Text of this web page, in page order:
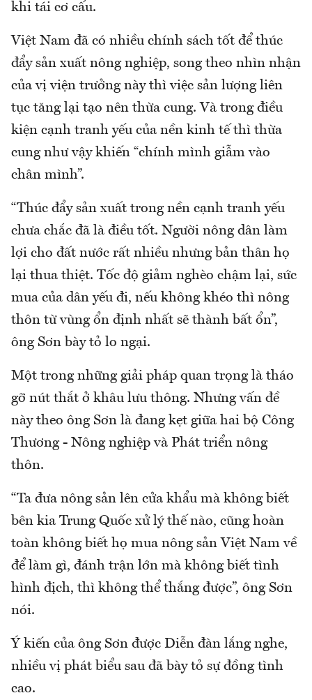
khi tái cơ cấu.
Việt Nam đã có nhiều chính sách tốt để thúc
đẩy sản xuất nông nghiệp, song theo nhìn nhận
của vị viện trưởng này thì việc sản lượng liên
tục tăng lại tạo nên thừa cung. Và trong điều
kiện cạnh tranh yếu của nền kinh tế thì thừa
cung như vậy khiến “chính mình giẫm vào
chân mình”.
“Thúc đẩy sản xuất trong nền cạnh tranh yếu
chưa chắc đã là điều tốt. Người nông dân làm
lợi cho đất nước rất nhiều nhưng bản thân họ
lại thua thiệt. Tốc độ giảm nghèo chậm lại, sức
mua của dân yếu đi, nếu không khéo thì nông
thôn từ vùng ổn định nhất sẽ thành bất ổn”,
ông Sơn bày tỏ lo ngại.
Một trong những giải pháp quan trọng là tháo
gỡ nút thắt ở khâu lưu thông. Nhưng vấn đề
này theo ông Sơn là đang kẹt giữa hai bộ Công
Thương - Nông nghiệp và Phát triển nông
thôn.
“Ta đưa nông sản lên cửa khẩu mà không biết
bên kia Trung Quốc xử lý thế nào, cũng hoàn
toàn không biết họ mua nông sản Việt Nam về
để làm gì, đánh trận lớn mà không biết tình
hình địch, thì không thể thắng được”, ông Sơn
nói.
Ý kiến của ông Sơn được Diễn đàn lắng nghe,
nhiều vị phát biểu sau đã bày tỏ sự đồng tình
cao.